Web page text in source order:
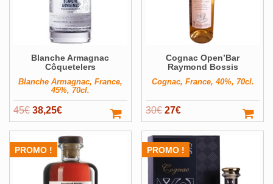
Blanche Armagnac
Côquetelers
Blanche Armagnac, France,
45%, 70cl.
45€ Le
prix
était :
45€.
38,25€Le
prix
actuel
est :
38,25€.
Cognac Open’Bar
Raymond Bossis
Cognac, France, 40%, 70cl.
30€ Le
prix
initial
était :
30€.
27€Le
prix
actuel
est :
27€.
PROMO ! PROMO !